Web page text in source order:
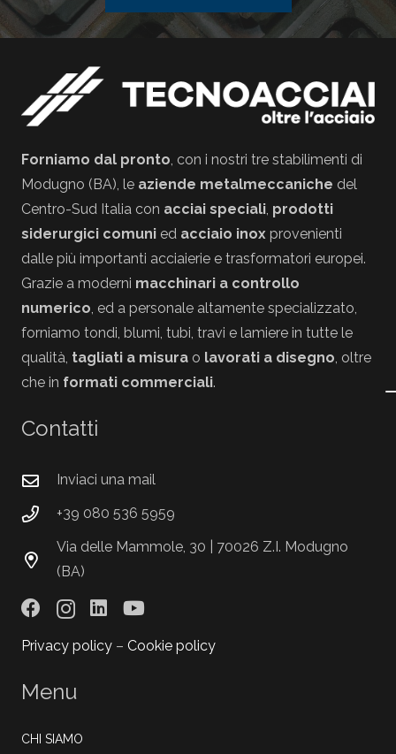
Forniamo dal pronto , con i nostri tre stabilimenti di
Modugno (BA), le aziende metalmeccaniche del
Centro-Sud Italia con acciai speciali prodotti
siderurgici comuni ed acciaio inox provenienti
dalle più importanti acciaierie e trasformatori europei.
Grazie a moderni macchinari a controllo
numerico , ed a personale altamente specializzato,
forniamo tondi, blumi, tubi, travi e lamiere in tutte le
qualità, tagliati a misura o lavorati a disegno , oltre
che in formati commerciali.
Contatti
Inviaci una mail
+39 080 536 5959
Via delle Mammole, 30 | 70026 Z.I. Modugno
(BA)
Privacy policy – Cookie policy
Menu
CHI SIAMO